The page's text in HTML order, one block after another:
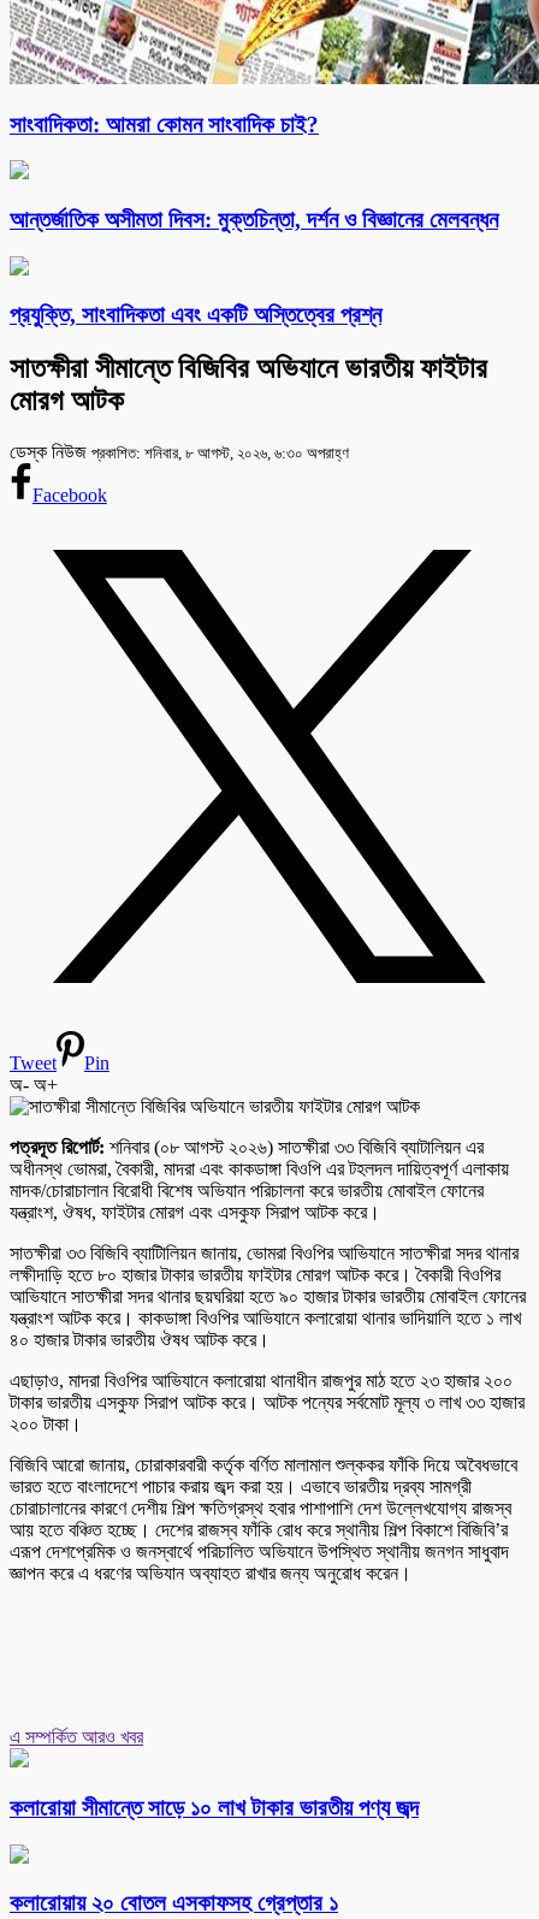
সাংবাদিকতা: আমরা কোমন সাংবাদিক চাই?
আন্তর্জাতিক অসীমতা দিবস: মুক্তচিন্তা, দর্শন ও বিজ্ঞানের মেলবন্ধন
প্রযুক্তি, সাংবাদিকতা এবং একটি অস্তিত্বের প্রশ্ন
সাতক্ষীরা সীমান্তে বিজিবির অভিযানে ভারতীয় ফাইটার
মোরগ আটক
ডেস্ক নিউজ প্রকাশিত: শনিবার, ৮ আগস্ট, ২০২৬, ৬:৩০ অপরাহ্ণ
Facebook
Tweet
Pin
অ- অ+
পত্রদূত রিপোর্ট: শনিবার (০৮ আগস্ট ২০২৬) সাতক্ষীরা ৩৩ বিজিবি ব্যাটালিয়ন এর
অধীনস্থ ভোমরা, বৈকারী, মাদরা এবং কাকডাঙ্গা বিওপি এর টহলদল দায়িত্বপূর্ণ এলাকায়
মাদক/চোরাচালান বিরোধী বিশেষ অভিযান পরিচালনা করে ভারতীয় মোবাইল ফোনের
যন্ত্রাংশ, ঔষধ, ফাইটার মোরগ এবং এসকুফ সিরাপ আটক করে।
সাতক্ষীরা ৩৩ বিজিবি ব্যাটিালিয়ন জানায়, ভোমরা বিওপির আভিযানে সাতক্ষীরা সদর থানার
লক্ষীদাড়ি হতে ৮০ হাজার টাকার ভারতীয় ফাইটার মোরগ আটক করে। বৈকারী বিওপির
আভিযানে সাতক্ষীরা সদর থানার ছয়ঘরিয়া হতে ৯০ হাজার টাকার ভারতীয় মোবাইল ফোনের
যন্ত্রাংশ আটক করে। কাকডাঙ্গা বিওপির আভিযানে কলারোয়া থানার ভাদিয়ালি হতে ১ লাখ
৪০ হাজার টাকার ভারতীয় ঔষধ আটক করে।
এছাড়াও, মাদরা বিওপির আভিযানে কলারোয়া থানাধীন রাজপুর মাঠ হতে ২৩ হাজার ২০০
টাকার ভারতীয় এসকুফ সিরাপ আটক করে। আটক পন্যের সর্বমোট মূল্য ৩ লাখ ৩৩ হাজার
২০০ টাকা।
বিজিবি আরো জানায়, চোরাকারবারী কর্তৃক বর্ণিত মালামাল শুল্ককর ফাঁকি দিয়ে অবৈধভাবে
ভারত হতে বাংলাদেশে পাচার করায় জব্দ করা হয়। এভাবে ভারতীয় দ্রব্য সামগ্রী
চোরাচালানের কারণে দেশীয় শিল্প ক্ষতিগ্রস্থ হবার পাশাপাশি দেশ উল্লেখযোগ্য রাজস্ব
আয় হতে বঞ্চিত হচ্ছে। দেশের রাজস্ব ফাঁকি রোধ করে স্থানীয় শিল্প বিকাশে বিজিবি’র
এরূপ দেশপ্রেমিক ও জনস্বার্থে পরিচালিত অভিযানে উপস্থিত স্থানীয় জনগন সাধুবাদ
জ্ঞাপন করে এ ধরণের অভিযান অব্যাহত রাখার জন্য অনুরোধ করেন।
এ সম্পর্কিত আরও খবর
কলারোয়া সীমান্তে সাড়ে ১০ লাখ টাকার ভারতীয় পণ্য জব্দ
কলারোয়ায় ২০ বোতল এসকাফসহ গ্রেপ্তার ১